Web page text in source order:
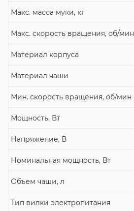
Макс. масса муки, кг
Макс. скорость вращения, об/мин
Материал корпуса
Материал чаши
Мин. скорость вращения, об/мин
Мощность, Вт
Напряжение, В
Номинальная мощность, Вт
Объем чаши, л
Тип вилки электропитания